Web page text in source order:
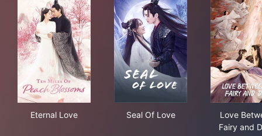
Eternal Love Seal Of Love
Love
Fairy and